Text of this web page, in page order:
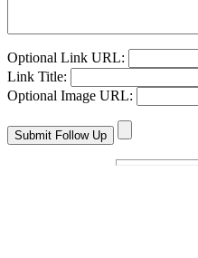
Optional Link URL:
Link Title:
Optional Image URL: